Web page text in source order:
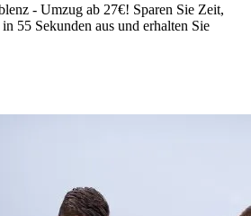
- Umzug ab 27€! Sparen Sie Zeit,
55 Sekunden aus und erhalten Sie